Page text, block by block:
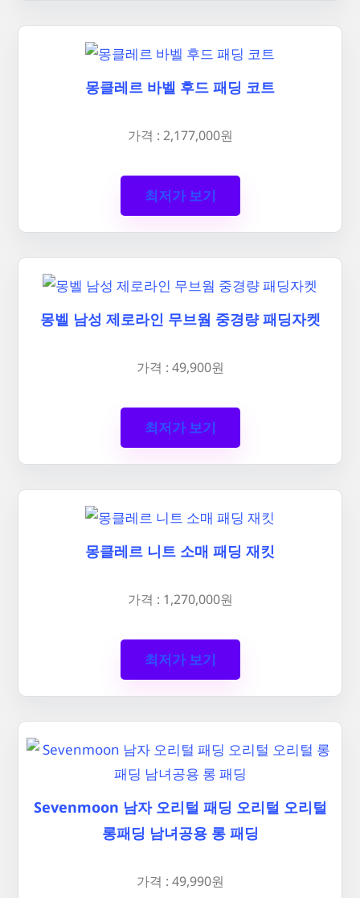
몽클레르 바벨 후드 패딩 코트
가격 : 2,177,000원
최저가 보기
몽벨 남성 제로라인 무브웜 중경량 패딩자켓
가격 : 49,900원
최저가 보기
몽클레르 니트 소매 패딩 재킷
가격 : 1,270,000원
최저가 보기
Sevenmoon 남자 오리털 패딩 오리털 오리털
롱패딩 남녀공용 롱 패딩
가격 : 49,990원